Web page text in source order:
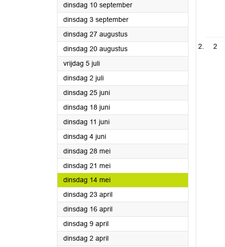
dinsdag 10 september2024
dinsdag 3 september2024
dinsdag 27 augustus2024
dinsdag 20 augustus2024
vrijdag 5 juli2024
dinsdag 2 juli2024
dinsdag 25 juni2024
dinsdag 18 juni2024
dinsdag 11 juni2024
dinsdag 4 juni2024
dinsdag 28 mei2024
dinsdag 21 mei2024
dinsdag 14 mei2024
dinsdag 23 april2024
dinsdag 16 april2024
dinsdag 9 april2024
dinsdag 2 april2024
2